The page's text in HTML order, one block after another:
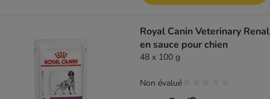
Royal Canin Veterinary Renal
en sauce pour chien
48 x 100 g
Non évalué